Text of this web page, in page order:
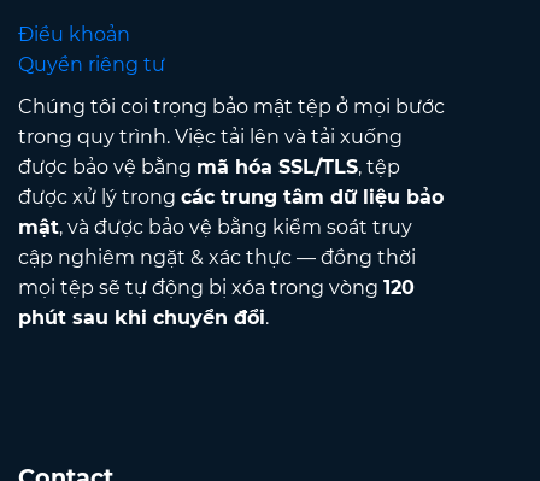
Điều khoản
Quyền riêng tư
Chúng tôi coi trọng bảo mật tệp ở mọi bước
trong quy trình. Việc tải lên và tải xuống
được bảo vệ bằng mã hóa SSL/TLS, tệp
được xử lý trong các trung tâm dữ liệu bảo
mật, và được bảo vệ bằng kiểm soát truy
cập nghiêm ngặt & xác thực — đồng thời
mọi tệp sẽ tự động bị xóa trong vòng 120
phút sau khi chuyển đổi.